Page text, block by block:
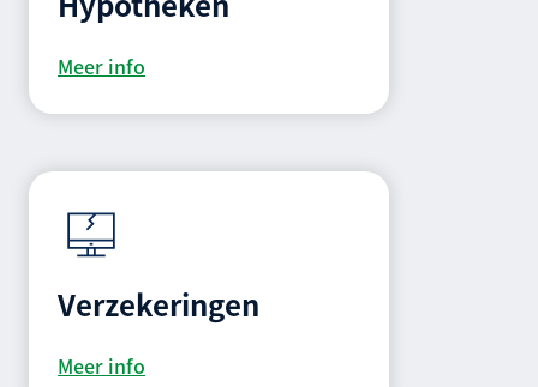
Meer info
Verzekeringen
Meer info